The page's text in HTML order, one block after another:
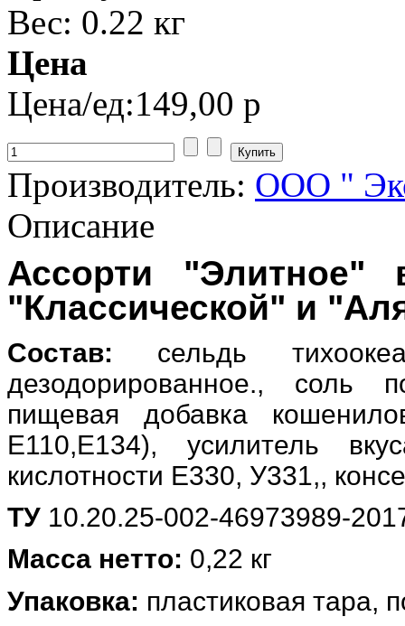
Вес: 0.22 кг
Цена
Цена/ед:149,00 р
Производитель: ООО "
Описание
Ассорти
"Классической" и
Состав: сельдь
дезодорированное., соль
пищевая добавка
Е110,Е134), усилитель
кислотности Е330, У331,,
ТУ 10.20.25-002-46973989-
Масса нетто: 0,22 кг
Упаковка: пластиковая тара,